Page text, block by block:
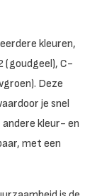
kleuren,
(goudgeel), C-
Deze
je snel
andere kleur- en
met een